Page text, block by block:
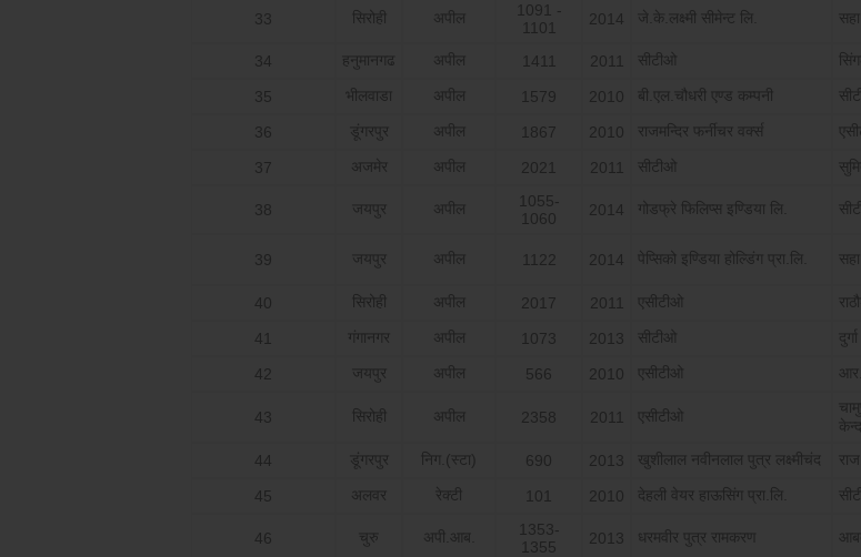
33 सिरोही अपील
1091 -
1101
2014 जे.के.लक्ष्मी सीमेन्ट लि.
34 हनुमानगढ अपील 1411 2011 सीटीओ
35 भीलवाडा अपील 1579 2010 बी.एल.चौधरी एण्ड कम्पनी
36 डूंगरपुर अपील 1867 2010 राजमन्दिर फर्नीचर वर्क्स
37 अजमेर अपील 2021 2011 सीटीओ
38 जयपुर अपील
1055-
1060
2014 गोडफ्रे फिलिप्स इण्डिया लि.
39 जयपुर अपील 1122 2014 पेप्सिको इण्डिया होल्डिंग प्रा.लि.
40
सिरोही अपील 2017 2011 एसीटीओ
41 गंगानगर अपील 1073 2013 सीटीओ
42 जयपुर अपील 566 2010 एसीटीओ
43 सिरोही अपील 2358 2011 एसीटीओ
44 डूंगरपुर निग.(स्टा) 690 2013 खुशीलाल नवीनलाल पुत्र लक्ष्मीचंद
45 अलवर रेक्टी 101 2010 देहली वेयर हाऊसिंग प्रा.लि.
46 चुरु अपी.आब.
1353-
1355
2013 धरमवीर पुत्र रामकरण